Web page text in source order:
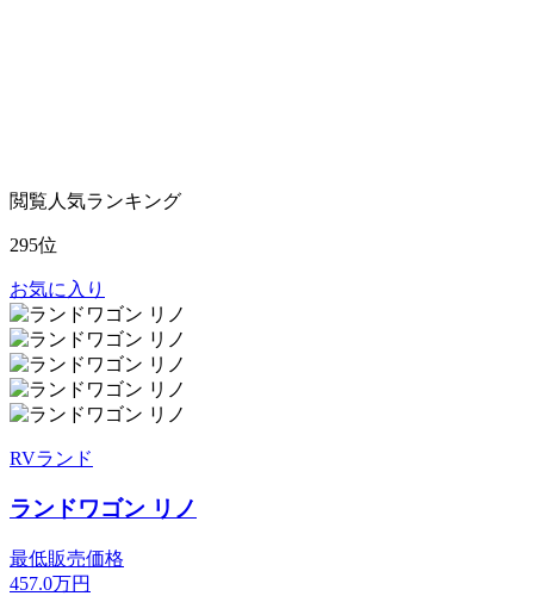
閲覧人気ランキング
295位
お気に入り
RVランド
ランドワゴン リノ
最低販売価格
457.0万円